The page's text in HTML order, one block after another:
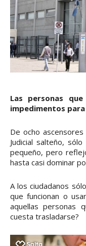
Las personas
impedimentos
De ocho
Judicial salteño,
pequeño, pero
hasta casi dominar
A los ciudadanos
que funcionan o
aquellas personas
cuesta trasladarse?